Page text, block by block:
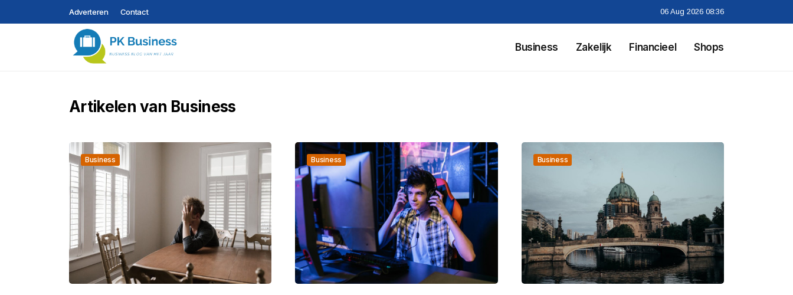
Adverteren Contact 06 Aug 2026 08:36
Business Zakelijk Financieel Shops
Artikelen van Business
Business Business Business